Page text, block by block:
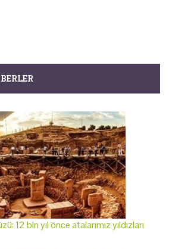
12 bin yıl önce atalarımız yıldızları